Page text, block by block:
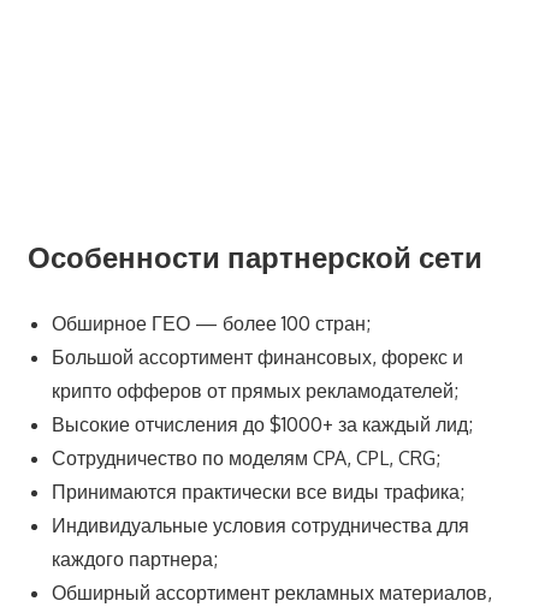
Особенности партнерской сети
Обширное ГЕО — более 100 стран;
Большой ассортимент финансовых, форекс и
крипто офферов от прямых рекламодателей;
Высокие отчисления до $1000+ за каждый лид;
Сотрудничество по моделям CPA, CPL, CRG;
Принимаются практически все виды трафика;
Индивидуальные условия сотрудничества для
каждого партнера;
Обширный ассортимент рекламных материалов,